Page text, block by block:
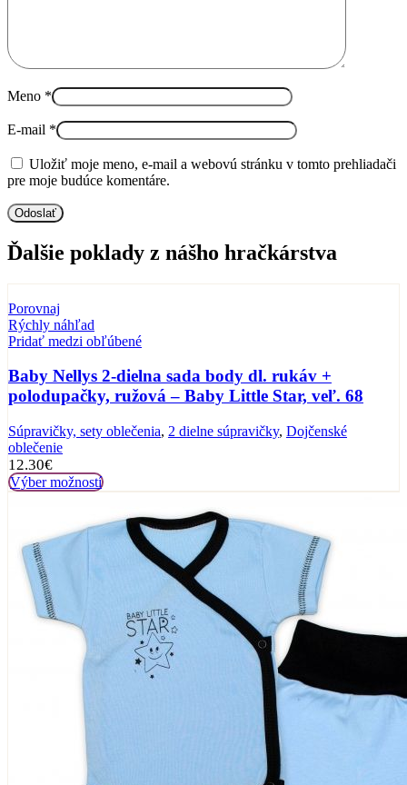
Meno *
E-mail *
Uložiť moje meno, e-mail a webovú stránku v tomto prehliadači
pre moje budúce komentáre.
Ďalšie poklady z nášho hračkárstva
Porovnaj
Rýchly náhľad
Pridať medzi obľúbené
Baby Nellys 2-dielna sada body dl. rukáv +
polodupačky, ružová – Baby Little Star, veľ. 68
Súpravičky, sety oblečenia, 2 dielne súpravičky, Dojčenské
oblečenie
12.30€
Výber možností